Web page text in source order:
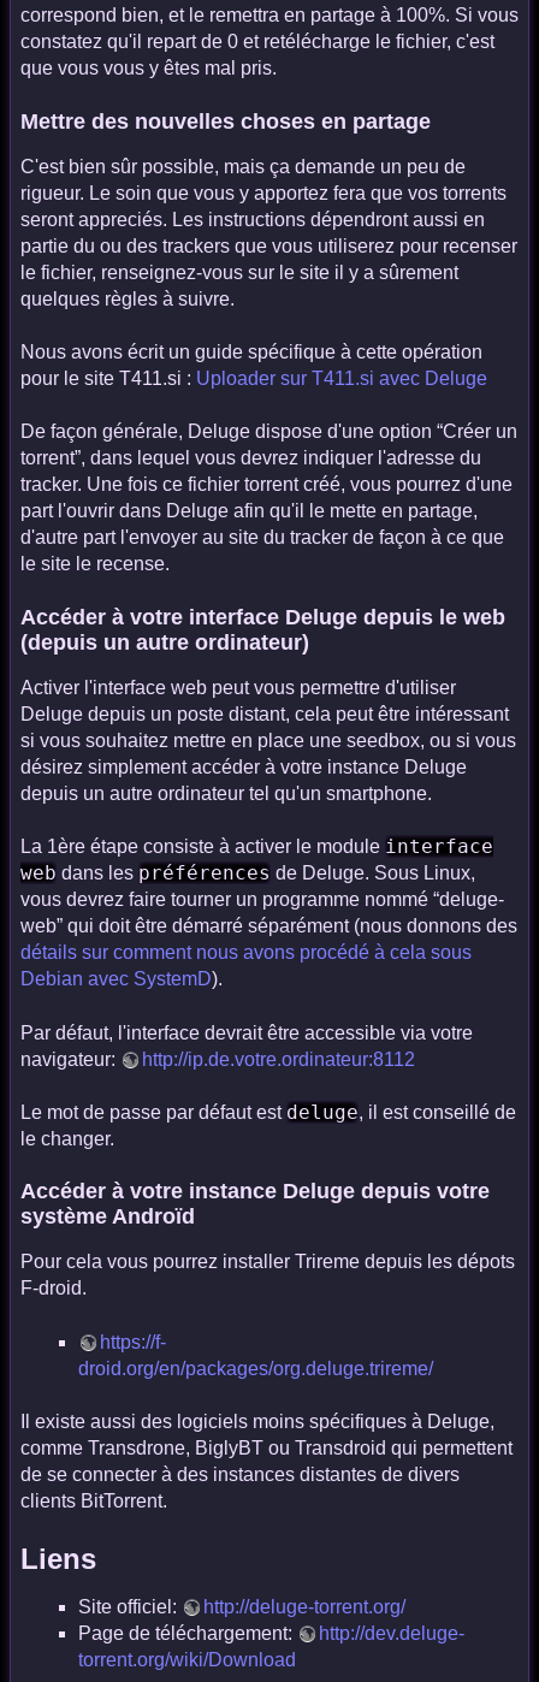
correspond bien, et le remettra en partage à 100%. Si vous
constatez qu'il repart de 0 et retélécharge le fichier, c'est
que vous vous y êtes mal pris.
Mettre des nouvelles choses en partage
C'est bien sûr possible, mais ça demande un peu de
rigueur. Le soin que vous y apportez fera que vos torrents
seront appreciés. Les instructions dépendront aussi en
partie du ou des trackers que vous utiliserez pour recenser
le fichier, renseignez-vous sur le site il y a sûrement
quelques règles à suivre.
Nous avons écrit un guide spécifique à cette opération
pour le site T411.si : Uploader sur T411.si avec Deluge
De façon générale, Deluge dispose d'une option “Créer un
torrent”, dans lequel vous devrez indiquer l'adresse du
tracker. Une fois ce fichier torrent créé, vous pourrez d'une
part l'ouvrir dans Deluge afin qu'il le mette en partage,
d'autre part l'envoyer au site du tracker de façon à ce que
le site le recense.
Accéder à votre interface Deluge depuis le web
(depuis un autre ordinateur)
Activer l'interface web peut vous permettre d'utiliser
Deluge depuis un poste distant, cela peut être intéressant
si vous souhaitez mettre en place une seedbox, ou si vous
désirez simplement accéder à votre instance Deluge
depuis un autre ordinateur tel qu'un smartphone.
La 1ère étape consiste à activer le module interface
web dans les préférences de Deluge. Sous Linux,
vous devrez faire tourner un programme nommé “deluge-
web” qui doit être démarré séparément (nous donnons des
détails sur comment nous avons procédé à cela sous
Debian avec SystemD).
Par défaut, l'interface devrait être accessible via votre
navigateur:
http://ip.de.votre.ordinateur:8112
Le mot de passe par défaut est deluge, il est conseillé de
le changer.
Accéder à votre instance Deluge depuis votre
système Androïd
Pour cela vous pourrez installer Trireme depuis les dépots
F-droid.
https://f-
droid.org/en/packages/org.deluge.trireme/
Il existe aussi des logiciels moins spécifiques à Deluge,
comme Transdrone, BiglyBT ou Transdroid qui permettent
de se connecter à des instances distantes de divers
clients BitTorrent.
Liens
Site officiel:
http://deluge-torrent.org/
Page de téléchargement:
http://dev.deluge-
torrent.org/wiki/Download